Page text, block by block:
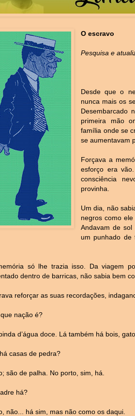
O escravo
Pesquisa e
Desde que o
nunca mais os
Desembarcado
primeira mão
família onde se
se aumentavam
Forçava a
esforço era
consciência
provinha.
Um dia, não
negros como
Andavam de sol
um punhado de
só lhe trazia isso. Da viagem
dentro de barricas, não sabia bem
reforçar as suas recordações,
nação é?
d’água doce. Lá também há bois,
casas de pedra?
são de palha. No porto, sim, há.
há?
não... há sim, mas não como os daqui.